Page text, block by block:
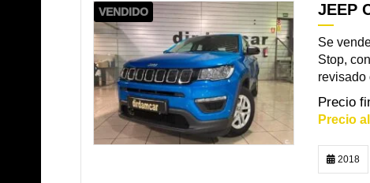
VENDIDO JEEP
Se
Stop,
revisado
2018